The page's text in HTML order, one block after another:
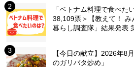
「ベトナム料理で食べた
38,109票＞【教えて！
暮らし調査隊」結果発表
【今日の献立】2026年8
のガリバタ炒め」